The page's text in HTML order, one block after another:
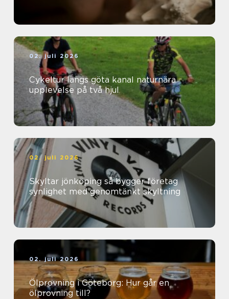
02. juli 2026
Cykeltur längs göta kanal naturnära
upplevelse på två hjul
02. juli 2026
Skyltar jönköping så bygger företag
synlighet med genomtänkt skyltning
02. juli 2026
Ölprovning i Göteborg: Hur går en
ölprovning till?